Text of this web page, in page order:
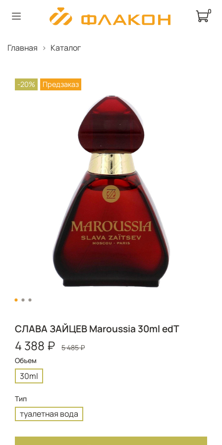
0
Главная Каталог
-20% Предзаказ
СЛАВА ЗАЙЦЕВ Maroussia 30ml edT
4 388 ₽
5 485 ₽
Объем
30ml
Тип
туалетная вода